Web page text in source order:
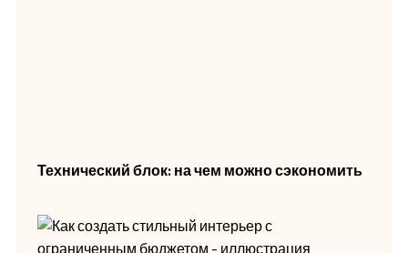
Технический блок: на чем можно сэкономить